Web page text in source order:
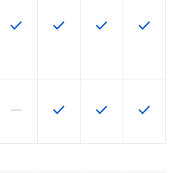
Questa funzionalità è disponibile
check Questa funzionalità è
check Questa
check Questa
check
La funzionalità non è supportata
horizontal_rule Questa funzionalità è
check Questa
check Questa
check